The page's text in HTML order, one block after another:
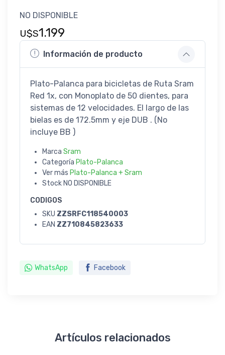
NO DISPONIBLE
U$S1.199
Información de producto
Plato-Palanca para bicicletas de Ruta Sram
Red 1x, con Monoplato de 50 dientes, para
sistemas de 12 velocidades. El largo de las
bielas es de 172.5mm y eje DUB . (No
incluye BB )
Marca Sram
Categoría Plato-Palanca
Ver más Plato-Palanca + Sram
Stock NO DISPONIBLE
CODIGOS
SKU ZZSRFC118540003
EAN ZZ710845823633
WhatsApp Facebook
Artículos relacionados